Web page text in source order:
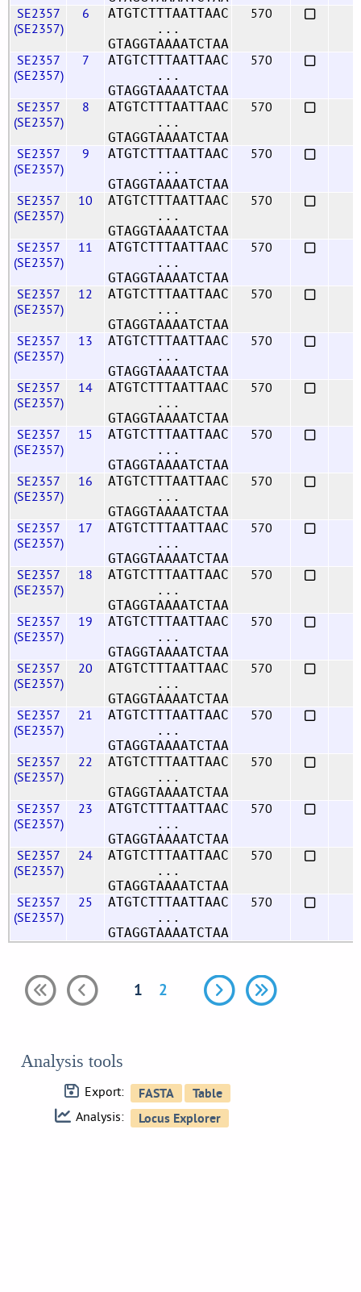
SE2357
(SE2357)
6
ATGTCTTTAATTAAC
...
GTAGGTAAAATCTAA
570
SE2357
(SE2357)
7
ATGTCTTTAATTAAC
...
GTAGGTAAAATCTAA
570
SE2357
(SE2357)
8
ATGTCTTTAATTAAC
...
GTAGGTAAAATCTAA
570
SE2357
(SE2357)
9
ATGTCTTTAATTAAC
...
GTAGGTAAAATCTAA
570
SE2357
(SE2357)
10
ATGTCTTTAATTAAC
...
GTAGGTAAAATCTAA
570
SE2357
(SE2357)
11
ATGTCTTTAATTAAC
...
GTAGGTAAAATCTAA
570
SE2357
(SE2357)
12
ATGTCTTTAATTAAC
...
GTAGGTAAAATCTAA
570
SE2357
(SE2357)
13
ATGTCTTTAATTAAC
...
GTAGGTAAAATCTAA
570
SE2357
(SE2357)
14
ATGTCTTTAATTAAC
...
GTAGGTAAAATCTAA
570
SE2357
(SE2357)
15
ATGTCTTTAATTAAC
...
GTAGGTAAAATCTAA
570
SE2357
(SE2357)
16
ATGTCTTTAATTAAC
...
GTAGGTAAAATCTAA
570
SE2357
(SE2357)
17
ATGTCTTTAATTAAC
...
GTAGGTAAAATCTAA
570
SE2357
(SE2357)
18
ATGTCTTTAATTAAC
...
GTAGGTAAAATCTAA
570
SE2357
(SE2357)
19
ATGTCTTTAATTAAC
...
GTAGGTAAAATCTAA
570
SE2357
(SE2357)
20
ATGTCTTTAATTAAC
...
GTAGGTAAAATCTAA
570
SE2357
(SE2357)
21
ATGTCTTTAATTAAC
...
GTAGGTAAAATCTAA
570
SE2357
(SE2357)
22
ATGTCTTTAATTAAC
...
GTAGGTAAAATCTAA
570
SE2357
(SE2357)
23
ATGTCTTTAATTAAC
...
GTAGGTAAAATCTAA
570
SE2357
(SE2357)
24
ATGTCTTTAATTAAC
...
GTAGGTAAAATCTAA
570
SE2357
(SE2357)
25
ATGTCTTTAATTAAC
...
GTAGGTAAAATCTAA
570
1 2
Analysis tools
Export:
Analysis: